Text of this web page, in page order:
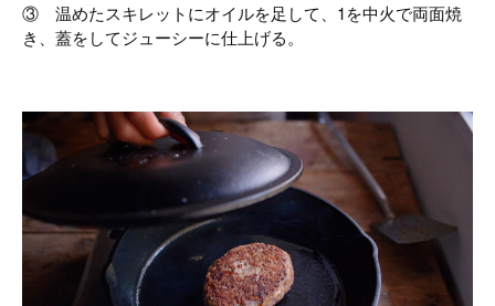
③ 温めたスキレットにオイルを足して、1を中火で両面焼
き、蓋をしてジューシーに仕上げる。